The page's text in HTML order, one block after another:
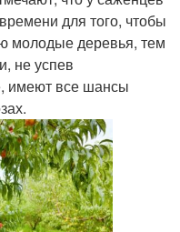
для того, чтобы
молодые деревья, тем
не успев
имеют все шансы